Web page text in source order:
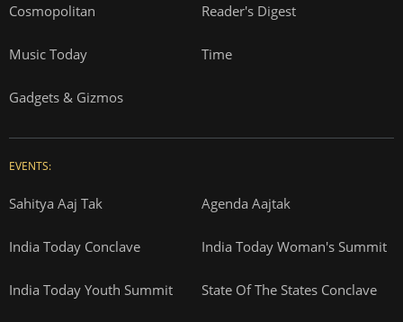
Cosmopolitan Reader's Digest
Music Today Time
Gadgets & Gizmos
EVENTS:
Sahitya Aaj Tak Agenda Aajtak
India Today Conclave India Today Woman's Summit
India Today Youth Summit State Of The States Conclave